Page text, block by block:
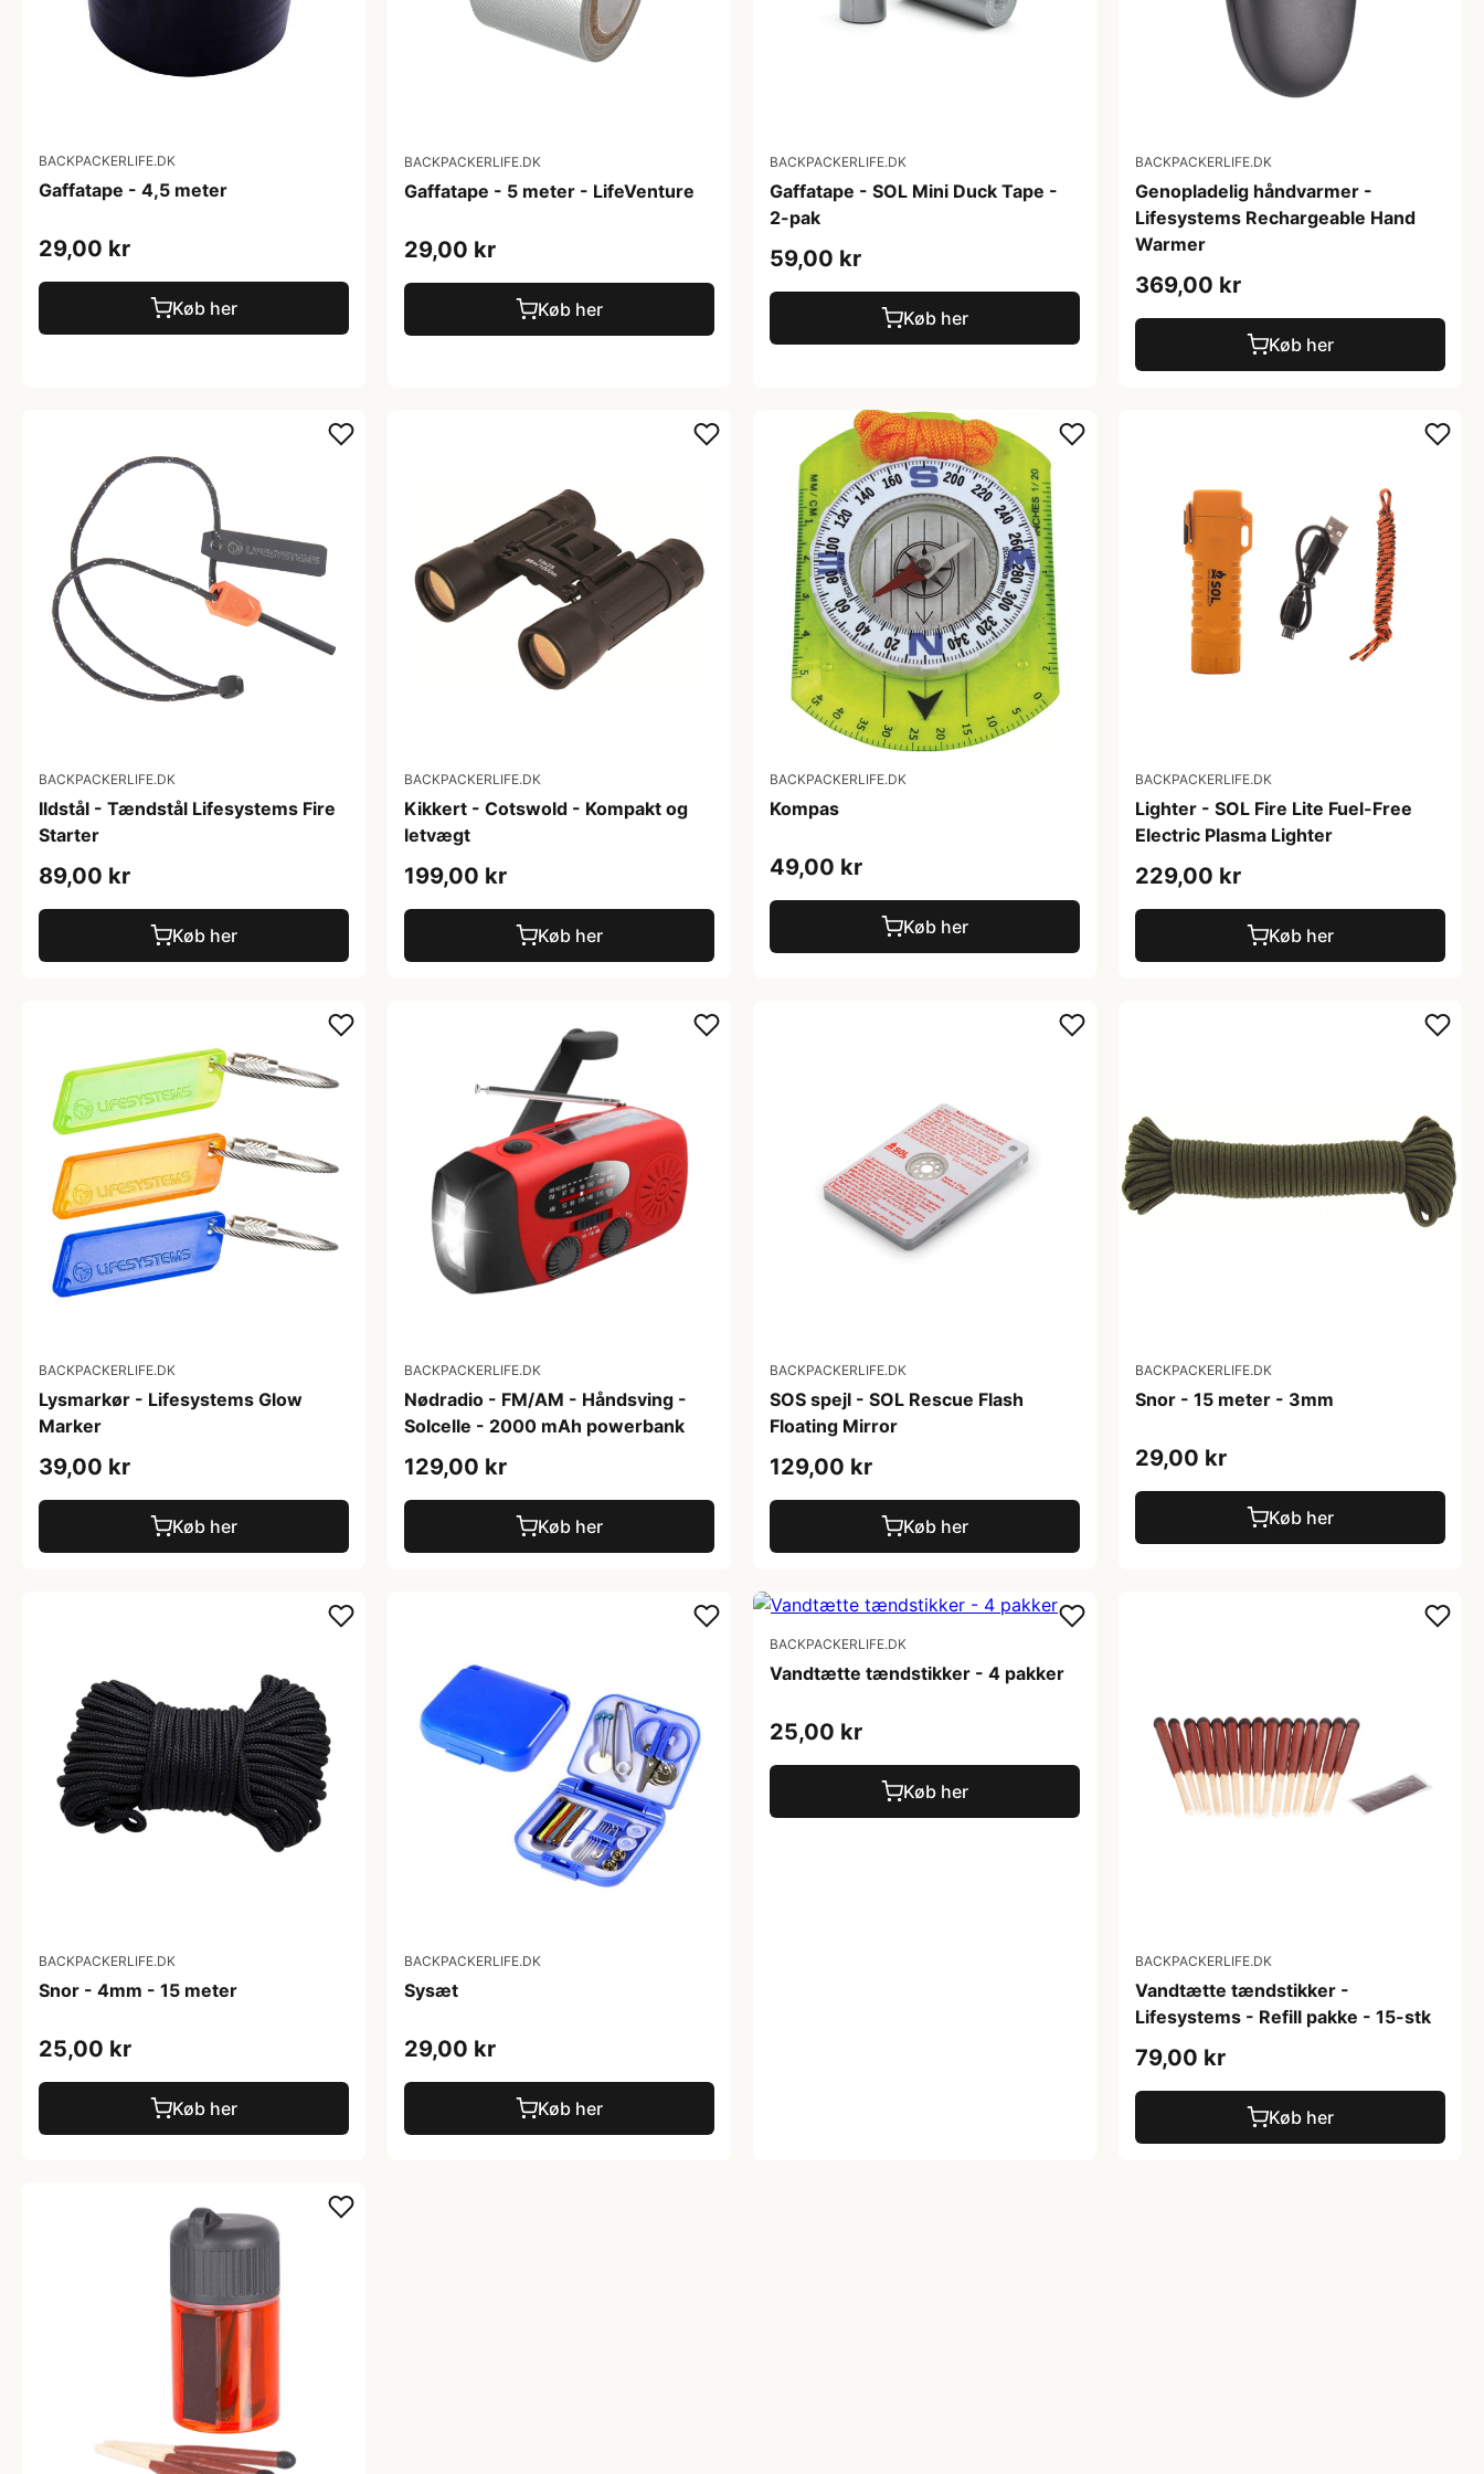
BACKPACKERLIFE.DK
Gaffatape - 4,5 meter
29,00 kr
Køb her
BACKPACKERLIFE.DK
Gaffatape - 5 meter - LifeVenture
29,00 kr
Køb her
BACKPACKERLIFE.DK
Gaffatape - SOL Mini Duck Tape -
2-pak
59,00 kr
Køb her
BACKPACKERLIFE.DK
Genopladelig håndvarmer -
Lifesystems Rechargeable Hand
Warmer
369,00 kr
Køb her
BACKPACKERLIFE.DK
Ildstål - Tændstål Lifesystems Fire
Starter
89,00 kr
Køb her
BACKPACKERLIFE.DK
Kikkert - Cotswold - Kompakt og
letvægt
199,00 kr
Køb her
BACKPACKERLIFE.DK
Kompas
49,00 kr
Køb her
BACKPACKERLIFE.DK
Lighter - SOL Fire Lite Fuel-Free
Electric Plasma Lighter
229,00 kr
Køb her
BACKPACKERLIFE.DK
Lysmarkør - Lifesystems Glow
Marker
39,00 kr
Køb her
BACKPACKERLIFE.DK
Nødradio - FM/AM - Håndsving -
Solcelle - 2000 mAh powerbank
129,00 kr
Køb her
BACKPACKERLIFE.DK
SOS spejl - SOL Rescue Flash
Floating Mirror
129,00 kr
Køb her
BACKPACKERLIFE.DK
Snor - 15 meter - 3mm
29,00 kr
Køb her
BACKPACKERLIFE.DK
Snor - 4mm - 15 meter
25,00 kr
Køb her
BACKPACKERLIFE.DK
Sysæt
29,00 kr
Køb her
BACKPACKERLIFE.DK
Vandtætte tændstikker - 4 pakker
25,00 kr
Køb her
BACKPACKERLIFE.DK
Vandtætte tændstikker -
Lifesystems - Refill pakke - 15-stk
79,00 kr
Køb her